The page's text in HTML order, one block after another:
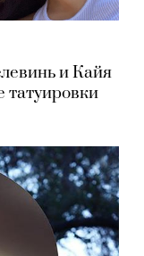
и Кайя
татуировки